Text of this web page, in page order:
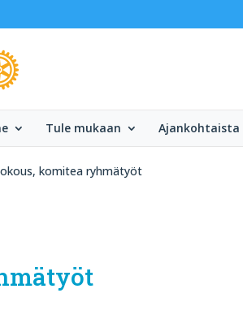
Tule mukaan Ajankohtaista
komitea ryhmätyöt